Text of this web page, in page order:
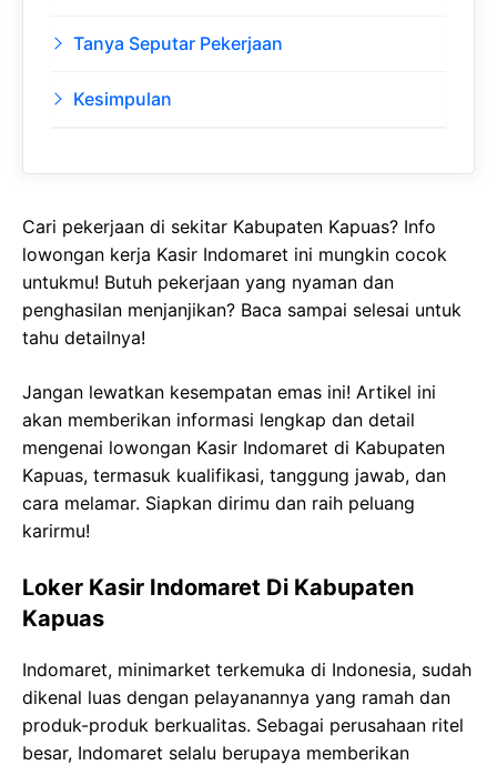
Tanya Seputar Pekerjaan
Kesimpulan
Cari pekerjaan di sekitar Kabupaten Kapuas? Info
lowongan kerja Kasir Indomaret ini mungkin cocok
untukmu! Butuh pekerjaan yang nyaman dan
penghasilan menjanjikan? Baca sampai selesai untuk
tahu detailnya!
Jangan lewatkan kesempatan emas ini! Artikel ini
akan memberikan informasi lengkap dan detail
mengenai lowongan Kasir Indomaret di Kabupaten
Kapuas, termasuk kualifikasi, tanggung jawab, dan
cara melamar. Siapkan dirimu dan raih peluang
karirmu!
Loker Kasir Indomaret Di Kabupaten
Kapuas
Indomaret, minimarket terkemuka di Indonesia, sudah
dikenal luas dengan pelayanannya yang ramah dan
produk-produk berkualitas. Sebagai perusahaan ritel
besar, Indomaret selalu berupaya memberikan